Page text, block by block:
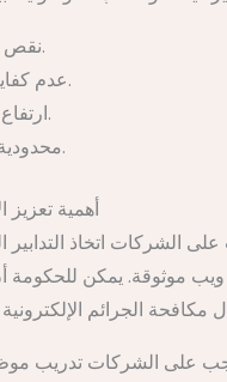
نقص الثقة في الأمن السيبراني.
عدم كفاية البنية التحتية اللوجستية.
ارتفاع تكاليف الشحن والتوصيل.
محدودية خيارات الدفع الإلكتروني.
أهمية تعزيز
اتخاذ التدابير
ويب موثوقة. يمكن للحكومة
يجب على الشركات تدريب